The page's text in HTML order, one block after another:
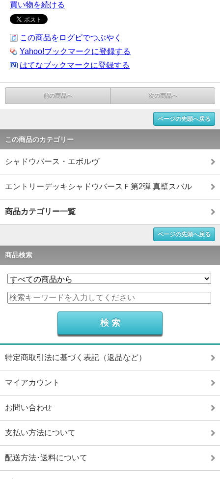
買い物を続ける
この商品をログピでつぶやく
Yahoo!ブックマークに登録する
はてなブックマークに登録する
前の商品へ 次の商品へ
ページの先頭へ戻る
この商品のカテゴリー
シャドウバース・エボルヴ
エントリーデッキシャドウバースＦ第2弾 真壁スバル
商品カテゴリー一覧
ページの先頭へ戻る
商品検索
特定商取引法に基づく表記（返品など）
マイアカウント
お問い合わせ
支払い方法について
配送方法･送料について